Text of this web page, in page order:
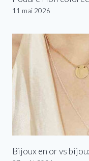
11 mai 2026
Bijoux en or vs